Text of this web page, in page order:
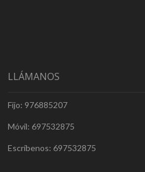
LLÁMANOS
Fijo: 976885207
Móvil: 697532875
Escríbenos: 697532875